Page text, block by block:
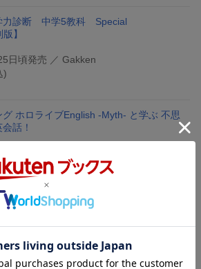
力診断 中学5教科 Special
】
日頃発売 ／ Gakken
)
グ ホロライブEnglish -Myth- と学ぶ 不思
話！
)
とも買い物かごに入れる